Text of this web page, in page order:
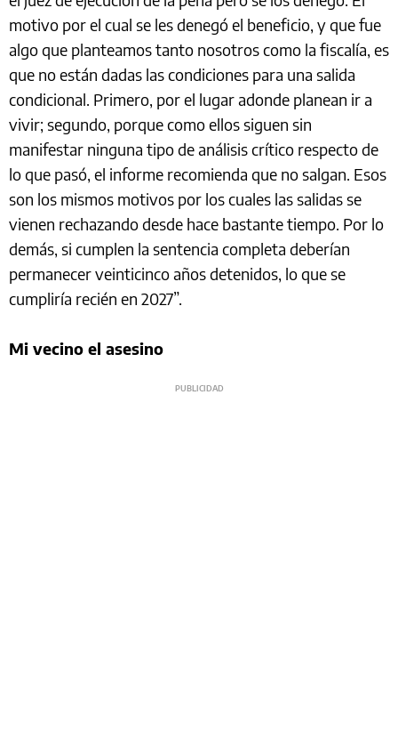
motivo por el cual se les denegó el beneficio, y que fue
algo que planteamos tanto nosotros como la fiscalía, es
que no están dadas las condiciones para una salida
condicional. Primero, por el lugar adonde planean ir a
vivir; segundo, porque como ellos siguen sin
manifestar ninguna tipo de análisis crítico respecto de
lo que pasó, el informe recomienda que no salgan. Esos
son los mismos motivos por los cuales las salidas se
vienen rechazando desde hace bastante tiempo. Por lo
demás, si cumplen la sentencia completa deberían
permanecer veinticinco años detenidos, lo que se
cumpliría recién en 2027”.
Mi vecino el asesino